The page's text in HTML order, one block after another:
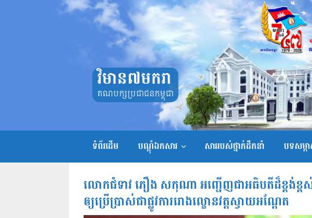
វិមាន៧មករា
គណបក្សប្រជាជនកម្ពុជា
ទំព័រដើម បណ្តុំឯកសារ សាររបស់ថ្នាក់ដឹកនាំ បទសម្ភ
លោកជំទាវ ភឿង សកុណា អញ្ជើញជាអធិបតីដ៏ខ្ពង់ខ្ព
ឲ្យប្រើប្រាស់ជាផ្លូវការរោងល្ខោនវត្តស្វាយអណ្តែត